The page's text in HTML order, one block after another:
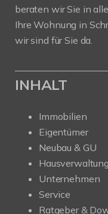
beraten wir Sie in
Ihre Wohnung in
wir sind für Sie da.
INHALT
Immobilien
Eigentümer
Neubau & GU
Hausverwaltung
Unternehmen
Service
Ratgeber &